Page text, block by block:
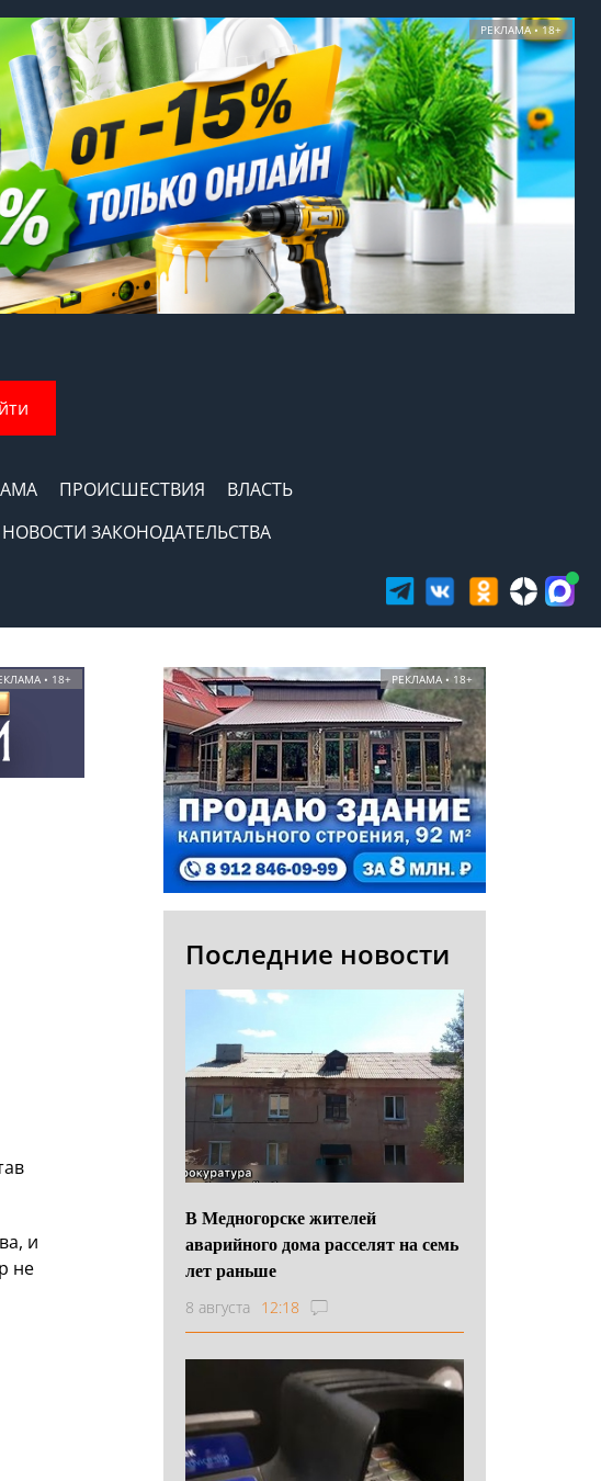
РЕКЛАМА • 18+
ПРОИСШЕСТВИЯ
ВЛАСТЬ
НОВОСТИ ЗАКОНОДАТЕЛЬСТВА
• 18+
и
не
РЕКЛАМА • 18+
Последние новости
В Медногорске жителей
аварийного дома расселят на семь
лет раньше
8 августа 12:18